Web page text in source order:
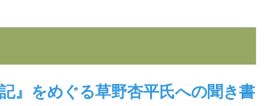
記』をめぐる草野杏平氏への聞き書